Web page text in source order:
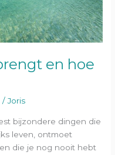
en hoe
/Joris
bijzondere dingen die
leven, ontmoet
die je nog nooit hebt